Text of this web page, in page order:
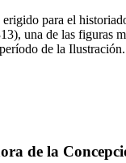
para el
una de las figuras
de la Ilustración.
de la